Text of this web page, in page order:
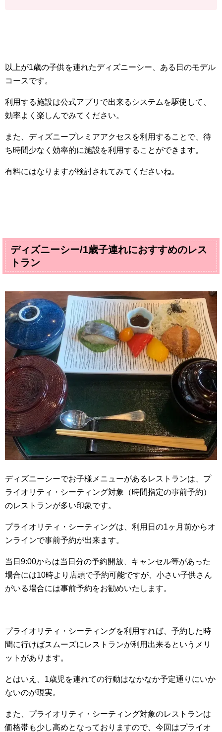
以上が1歳の子供を連れたディズニーシー、ある日のモデル
コースです。
利用する施設は公式アプリで出来るシステムを駆使して、
効率よく楽しんでみてください。
また、ディズニープレミアアクセスを利用することで、待
ち時間少なく効率的に施設を利用することができます。
有料にはなりますが検討されてみてくださいね。
ディズニーシー/1歳子連れにおすすめのレス
トラン
ディズニーシーでお子様メニューがあるレストランは、プ
ライオリティ・シーティング対象（時間指定の事前予約）
のレストランが多い印象です。
プライオリティ・シーティングは、利用日の1ヶ月前からオ
ンラインで事前予約が出来ます。
当日9:00からは当日分の予約開放、キャンセル等があった
場合には10時より店頭で予約可能ですが、小さい子供さん
がいる場合には事前予約をお勧めいたします。
プライオリティ・シーティングを利用すれば、予約した時
間に行けばスムーズにレストランが利用出来るというメリ
ットがあります。
とはいえ、 1歳児を連れての行動はなかなか予定通りにいか
ないのが現実。
また、プライオリティ・シーティング対象のレストランは
価格帯も少し高めとなっておりますので、今回はプライオ